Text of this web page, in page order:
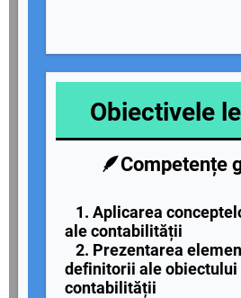
Obiectivele
🪶Competențe
1. Aplicarea
ale contabilității
2. Prezentarea
definitorii ale obiectului
contabilității